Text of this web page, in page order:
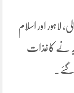
لاہور اور اسلام
نے کاغذات